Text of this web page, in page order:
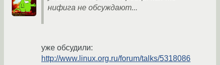
нифига не обсуждают...
уже обсудили:
http://www.linux.org.ru/forum/talks/5318086